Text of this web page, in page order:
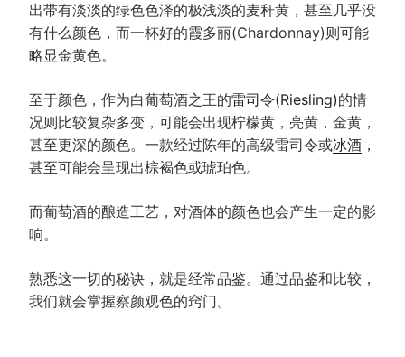
出带有淡淡的绿色色泽的极浅淡的麦秆黄，甚至几乎没
有什么颜色，而一杯好的霞多丽(Chardonnay)则可能
略显金黄色。
至于颜色，作为白葡萄酒之王的雷司令(Riesling)的情
况则比较复杂多变，可能会出现柠檬黄，亮黄，金黄，
甚至更深的颜色。一款经过陈年的高级雷司令或冰酒 ，
甚至可能会呈现出棕褐色或琥珀色。
而葡萄酒的酿造工艺，对酒体的颜色也会产生一定的影
响。
熟悉这一切的秘诀，就是经常品鉴。通过品鉴和比较，
我们就会掌握察颜观色的窍门。